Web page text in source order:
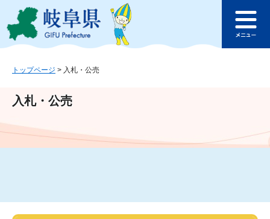
ジ
ュ
文
このページの本文へ
ュ
トップページ > 入札・公売
入札・公売